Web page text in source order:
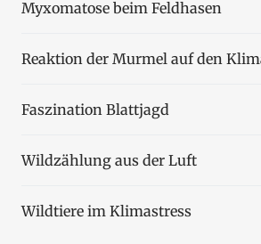
Myxomatose beim Feldhasen
Reaktion der Murmel auf den
Faszination Blattjagd
Wildzählung aus der Luft
Wildtiere im Klimastress